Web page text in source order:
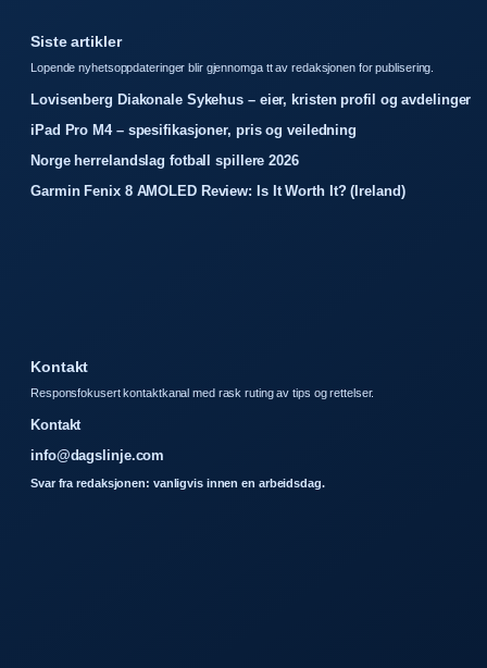
Siste artikler
Lopende nyhetsoppdateringer blir gjennomga tt av redaksjonen for publisering.
Lovisenberg Diakonale Sykehus – eier, kristen profil og avdelinger
iPad Pro M4 – spesifikasjoner, pris og veiledning
Norge herrelandslag fotball spillere 2026
Garmin Fenix 8 AMOLED Review: Is It Worth It? (Ireland)
Kontakt
Responsfokusert kontaktkanal med rask ruting av tips og rettelser.
Kontakt
info@dagslinje.com
Svar fra redaksjonen: vanligvis innen en arbeidsdag.